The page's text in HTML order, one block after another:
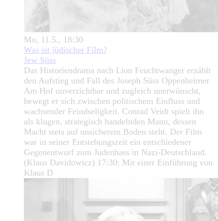
Mo, 11.5., 18:30
Was ist jüdischer Film?
Jew Süss
Das Historiendrama nach Lion Feuchtwanger erzählt
den Aufstieg und Fall des Joseph Süss Oppenheimer.
Am Hof unverzichtbar und zugleich unerwünscht,
bewegt er sich zwischen politischem Einfluss und
wachsender Feindseligkeit. Conrad Veidt spielt ihn
als klugen, strategisch handelnden Mann, dessen
Macht stets auf unsicherem Boden steht. Der Film
war in seiner Entstehungszeit ein entschiedener
Gegenentwurf zum Judenhass in Nazi-Deutschland.
(Klaus Davidowicz) 17:30: Mit einer Einführung von
Klaus D